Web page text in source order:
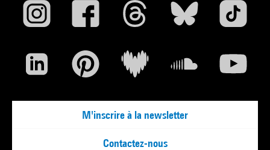
M'inscrire à la newsletter
Contactez-nous